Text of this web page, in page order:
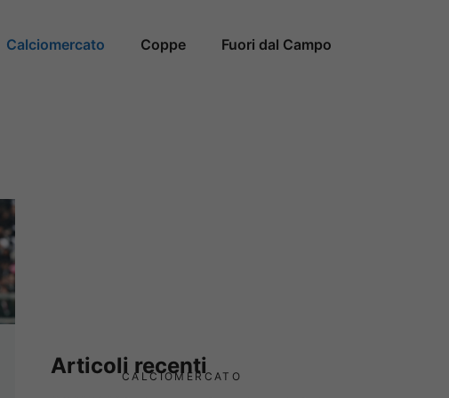
Calciomercato Coppe Fuori dal Campo
Articoli recenti
CALCIOMERCATO